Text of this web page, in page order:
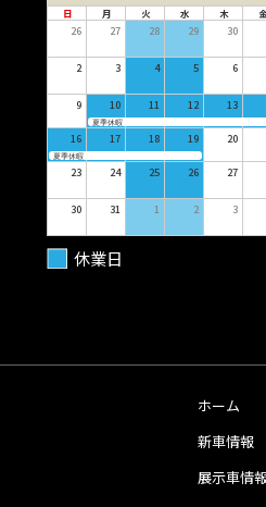
日 月 火 水 木 金
26 27 28 29 30
2 3 4 5 6
9 10 11 12 13
夏季休暇
16 17 18 19 20
夏季休暇
23 24 25 26 27
30 31 1 2 3
休業日
ホーム
新車情報
展示車情